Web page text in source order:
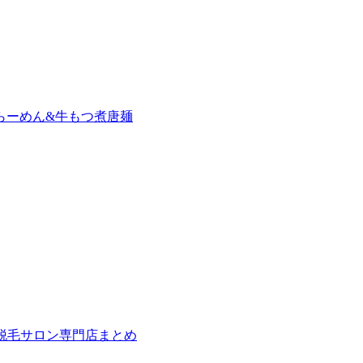
ーめん&牛もつ煮唐麺
毛サロン専門店まとめ